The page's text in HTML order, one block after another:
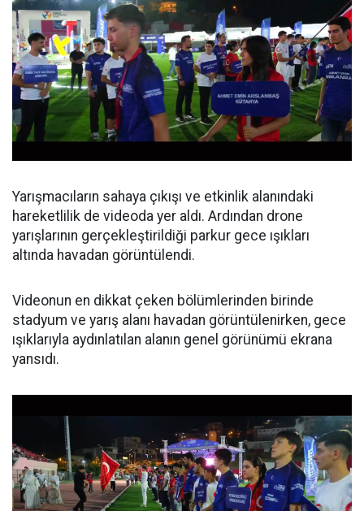
Yarışmacıların sahaya çıkışı ve etkinlik alanındaki
hareketlilik de videoda yer aldı. Ardından drone
yarışlarının gerçekleştirildiği parkur gece ışıkları
altında havadan görüntülendi.
Videonun en dikkat çeken bölümlerinden birinde
stadyum ve yarış alanı havadan görüntülenirken, gece
ışıklarıyla aydınlatılan alanın genel görünümü ekrana
yansıdı.